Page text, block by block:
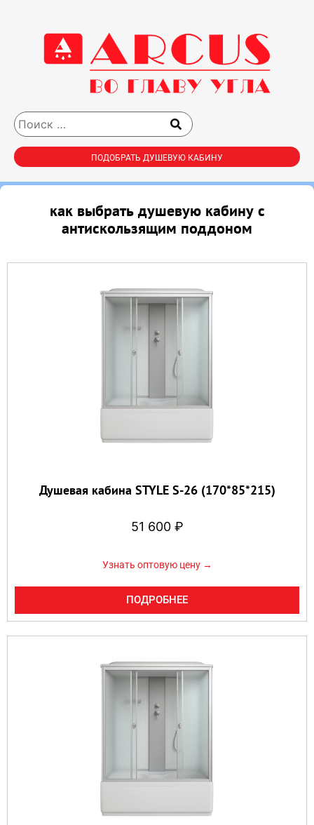
ПОДОБРАТЬ ДУШЕВУЮ КАБИНУ
как выбрать душевую кабину с
антискользящим поддоном
Душевая кабина STYLE S-26 (170*85*215)
51 600 ₽
Узнать оптовую цену →
ПОДРОБНЕЕ